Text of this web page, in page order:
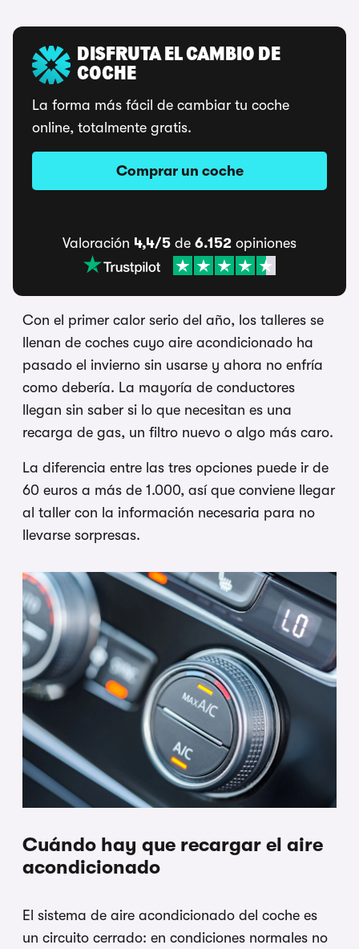
Con el primer calor serio del año, los talleres se
llenan de coches cuyo aire acondicionado ha
pasado el invierno sin usarse y ahora no enfría
como debería. La mayoría de conductores
llegan sin saber si lo que necesitan es una
recarga de gas, un filtro nuevo o algo más caro.
La diferencia entre las tres opciones puede ir de
60 euros a más de 1.000, así que conviene llegar
al taller con la información necesaria para no
llevarse sorpresas.
Cuándo hay que recargar el aire
acondicionado
El sistema de aire acondicionado del coche es
un circuito cerrado: en condiciones normales no
DISFRUTA EL CAMBIO DE
COCHE
La forma más fácil de cambiar tu coche
online, totalmente gratis.
Comprar un coche
Valoración 4,4/5 de 6.152 opiniones